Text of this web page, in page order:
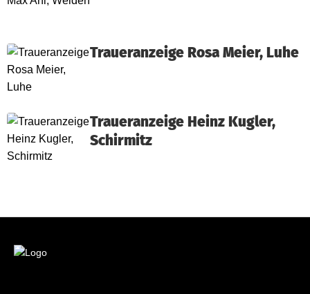
Traueranzeige Rosa Meier, Luhe
Traueranzeige Heinz Kugler,
Schirmitz